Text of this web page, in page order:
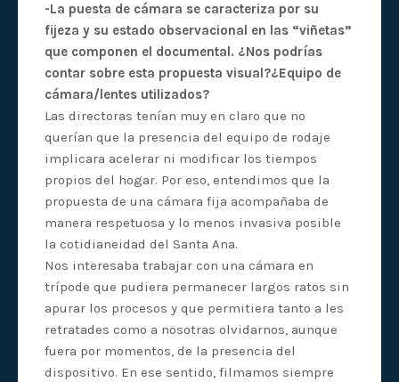
-La puesta de cámara se caracteriza por su
fijeza y su estado observacional en las “viñetas”
que componen el documental. ¿Nos podrías
contar sobre esta propuesta visual?¿Equipo de
cámara/lentes utilizados?
Las directoras tenían muy en claro que no
querían que la presencia del equipo de rodaje
implicara acelerar ni modificar los tiempos
propios del hogar. Por eso, entendimos que la
propuesta de una cámara fija acompañaba de
manera respetuosa y lo menos invasiva posible
la cotidianeidad del Santa Ana.
Nos interesaba trabajar con una cámara en
trípode que pudiera permanecer largos ratos sin
apurar los procesos y que permitiera tanto a les
retratades como a nosotras olvidarnos, aunque
fuera por momentos, de la presencia del
dispositivo. En ese sentido, filmamos siempre